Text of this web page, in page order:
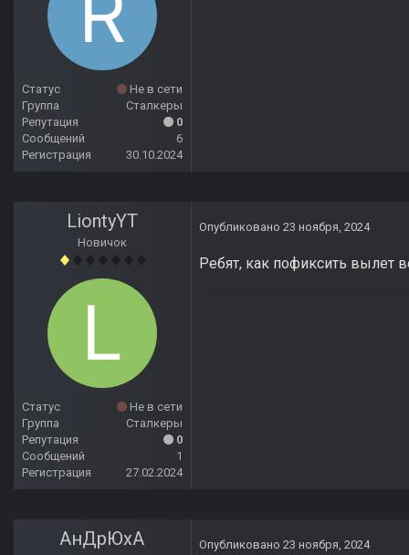
Статус
Не в сети
Группа
Сталкеры
Репутация
0
Сообщений
6
Регистрация
30.10.2024
LiontyYT
Новичок
Статус
Не в сети
Группа
Сталкеры
Репутация
0
Сообщений
1
Регистрация
27.02.2024
Опубликовано 23 ноября, 2024
Ребят, как пофиксить вылет
АнДрЮхА Опубликовано 23 ноября, 2024